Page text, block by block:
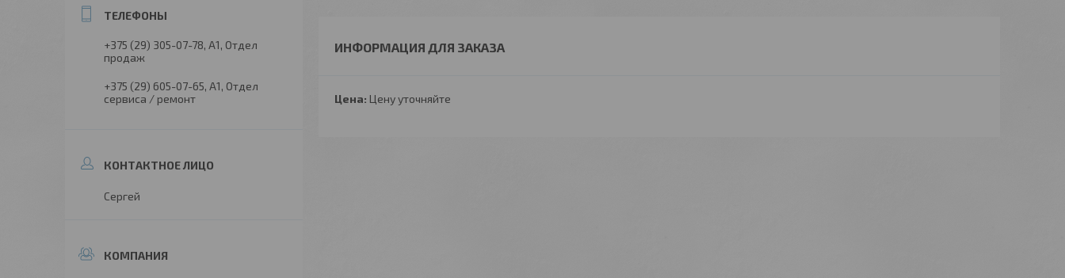
ИНФОРМАЦИЯ ДЛЯ ЗАКАЗА
Цена: Цену уточняйте
+375 (29) 305-07-78 А1, Отдел
продаж
+375 (29) 605-07-65 А1, Отдел
сервиса / ремонт
Сергей